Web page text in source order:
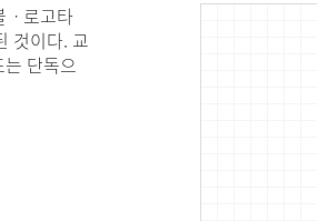
ㆍ로고타
것이다. 교
단독으